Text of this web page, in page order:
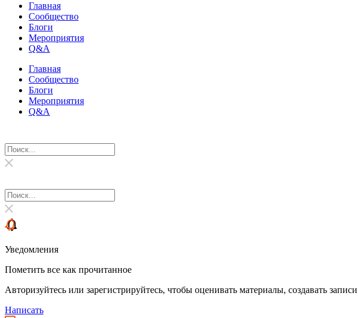
Главная
Сообщество
Блоги
Мероприятия
Q&A
Главная
Сообщество
Блоги
Мероприятия
Q&A
Уведомления
Пометить все как прочитанное
Авторизуйтесь или зарегистрируйтесь, чтобы оценивать материалы, создавать
Написать